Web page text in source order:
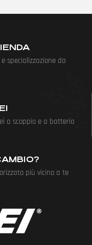
specializzazione da
a scoppio e a batteria
più vicino a te